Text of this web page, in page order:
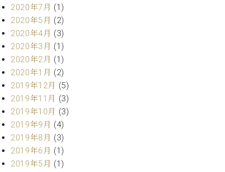
ア
タ
ー
サ
ー
ビ
(調
律)
調
律
師
紹
2020年7月 (1)
2020年5月 (2)
2020年4月 (3)
2020年3月 (1)
2020年2月 (1)
2020年1月 (2)
2019年12月 (5)
2019年11月 (3)
2019年10月 (3)
2019年9月 (4)
2019年8月 (3)
2019年6月 (1)
2019年5月 (1)